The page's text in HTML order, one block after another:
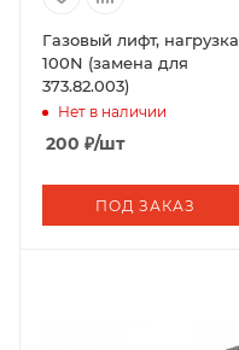
Газовый лифт, нагрузка
100N (замена для
373.82.003)
Нет в наличии
200 ₽/шт
ПОД ЗАКАЗ